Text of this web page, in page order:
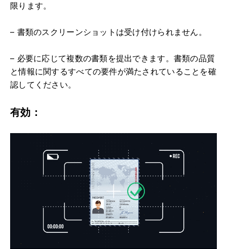
限ります。
– 書類のスクリーンショットは受け付けられません。
– 必要に応じて複数の書類を提出できます。書類の品質
と情報に関するすべての要件が満たされていることを確
認してください。
有効：